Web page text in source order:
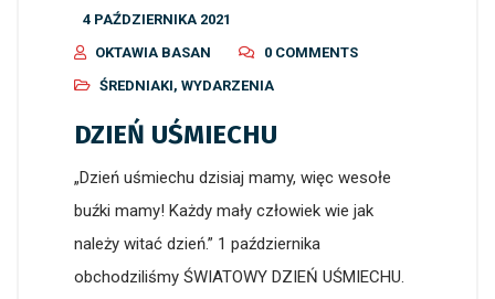
4 PAŹDZIERNIKA 2021
OKTAWIA BASAN
0 COMMENTS
ŚREDNIAKI, WYDARZENIA
DZIEŃ UŚMIECHU
„Dzień uśmiechu dzisiaj mamy, więc wesołe
buźki mamy! Każdy mały człowiek wie jak
należy witać dzień.” 1 października
obchodziliśmy ŚWIATOWY DZIEŃ UŚMIECHU.